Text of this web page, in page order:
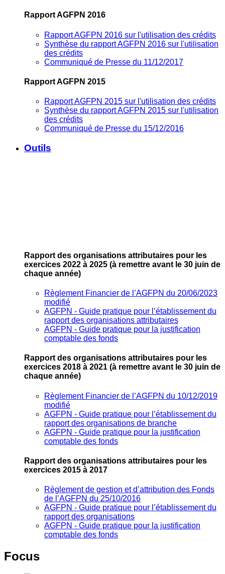
Rapport AGFPN 2016
Rapport AGFPN 2016 sur l'utilisation des crédits
Synthèse du rapport AGFPN 2016 sur l'utilisation
des crédits
Communiqué de Presse du 11/12/2017
Rapport AGFPN 2015
Rapport AGFPN 2015 sur l'utilisation des crédits
Synthèse du rapport AGFPN 2015 sur l'utilisation
des crédits
Communiqué de Presse du 15/12/2016
Outils
Rapport des organisations attributaires pour les
exercices 2022 à 2025 (à remettre avant le 30 juin de
chaque année)
Règlement Financier de l’AGFPN du 20/06/2023
modifié
AGFPN ‐ Guide pratique pour l’établissement du
rapport des organisations attributaires
AGFPN ‐ Guide pratique pour la justification
comptable des fonds
Rapport des organisations attributaires pour les
exercices 2018 à 2021 (à remettre avant le 30 juin de
chaque année)
Règlement Financier de l’AGFPN du 10/12/2019
modifié
AGFPN ‐ Guide pratique pour l’établissement du
rapport des organisations de branche
AGFPN ‐ Guide pratique pour la justification
comptable des fonds
Rapport des organisations attributaires pour les
exercices 2015 à 2017
Règlement de gestion et d’attribution des Fonds
de l’AGFPN du 25/10/2016
AGFPN ‐ Guide pratique pour l’établissement du
rapport des organisations
AGFPN ‐ Guide pratique pour la justification
comptable des fonds
Focus